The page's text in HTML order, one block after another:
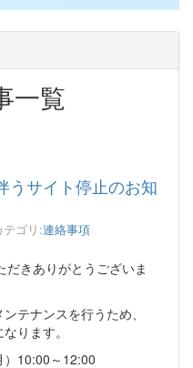
一覧
うサイト停止のお知
テゴリ:連絡事項
きありがとうございま
テナンスを行うため、
ります。
10:00～12:00